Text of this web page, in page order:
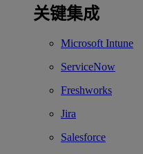
关键集成
Microsoft Intune
ServiceNow
Freshworks
Jira
Salesforce